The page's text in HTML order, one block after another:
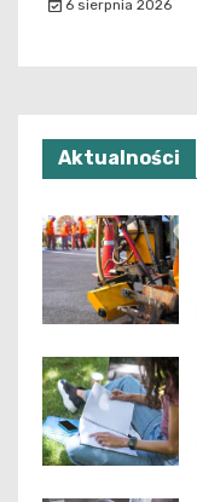
6 sierpnia 2026
Aktualności